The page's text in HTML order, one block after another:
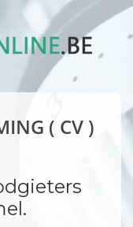
( CV )